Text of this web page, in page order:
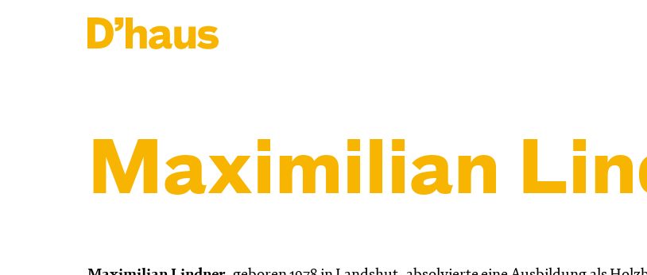
Maximilian